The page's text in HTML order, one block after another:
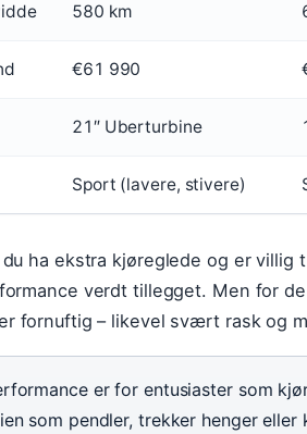
580 km
€61 990
21″ Uberturbine
Sport (lavere, stivere)
du ha ekstra kjøreglede og er villig
verdt tillegget. Men for
fornuftig – likevel svært rask og
er for entusiaster som
som pendler, trekker henger eller